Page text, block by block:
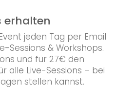
erhalten
jeden Tag per Email
Sessions & Workshops.
und für 27€ den
alle Live-Sessions – bei
stellen kannst.